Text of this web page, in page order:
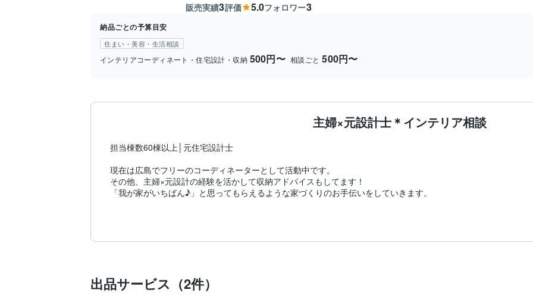
販売実績3評価 5.0フォロワー3
納品ごとの予算目安
住まい・美容・生活相談
インテリアコーディネート・住宅設計・収納 500円〜 相談ごと 500円〜
主婦×元設計士＊インテリア相談
担当棟数60棟以上│元住宅設計士
現在は広島でフリーのコーディネーターとして活動中です。
その他、主婦×元設計の経験を活かして収納アドバイスもしてます！
「我が家がいちばん♪」と思ってもらえるような家づくりのお手伝いをしていきます。
出品サービス（2件）